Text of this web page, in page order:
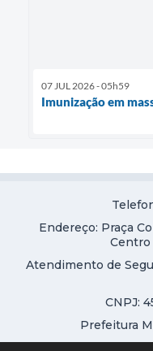
07 JUL 2026 - 05h59
Imunização em
Endereço: Praça
Centro
Atendimento de
CNPJ:
Prefeitura